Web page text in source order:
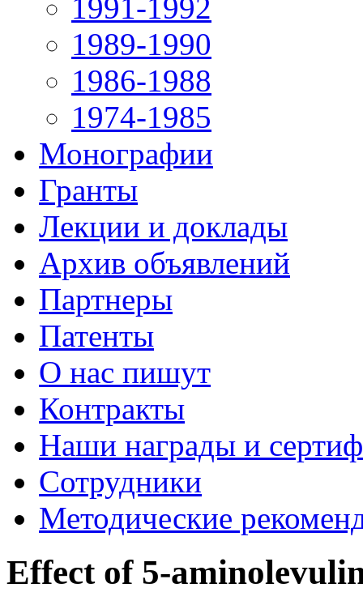
1991-1992
1989-1990
1986-1988
1974-1985
Монографии
Гранты
Лекции и доклады
Архив объявлений
Партнеры
Патенты
О нас пишут
Контракты
Наши награды и
Сотрудники
Методические
Effect of 5-